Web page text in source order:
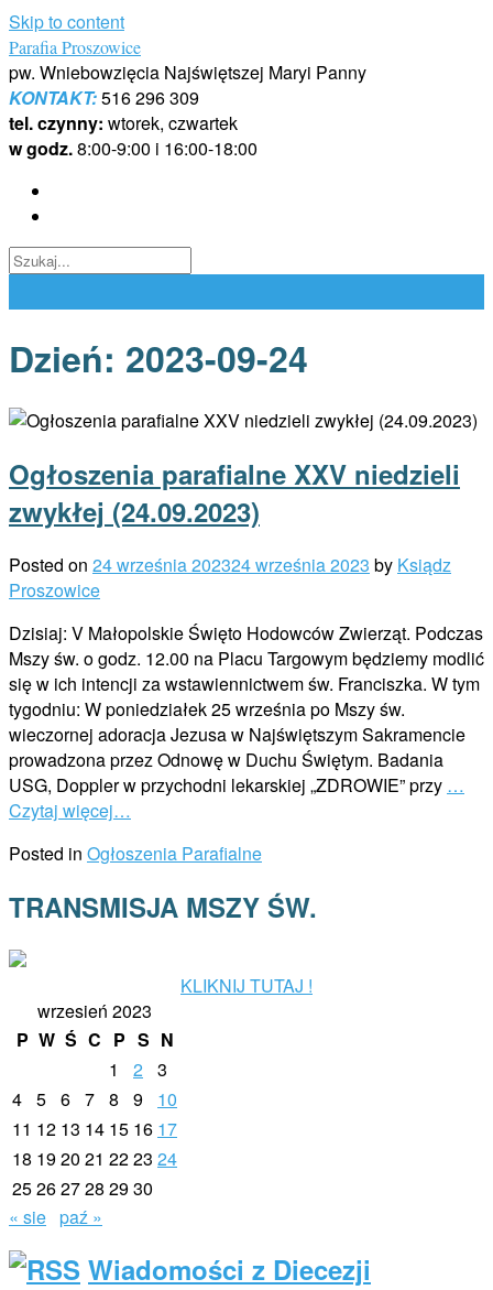
Skip to content
Parafia Proszowice
pw. Wniebowzięcia Najświętszej Maryi Panny
KONTAKT:516 296 309
tel. czynny: wtorek, czwartek
w godz.8:00-9:00 i 16:00-18:00
Dzień: 2023-09-24
Ogłoszenia parafialne XXV niedzieli
zwykłej (24.09.2023)
Posted on 24 września 202324 września 2023 by Ksiądz
Proszowice
Dzisiaj: V Małopolskie Święto Hodowców Zwierząt. Podczas
Mszy św. o godz. 12.00 na Placu Targowym będziemy modlić
się w ich intencji za wstawiennictwem św. Franciszka. W tym
tygodniu: W poniedziałek 25 września po Mszy św.
wieczornej adoracja Jezusa w Najświętszym Sakramencie
prowadzona przez Odnowę w Duchu Świętym. Badania
USG, Doppler w przychodni lekarskiej „ZDROWIE” przy …
Czytaj więcej…
Posted in Ogłoszenia Parafialne
TRANSMISJA MSZY ŚW.
KLIKNIJ TUTAJ !
wrzesień 2023
P W Ś C P S N
1
2 3
4 5 6 7 8 9
10
11 12 13 14 15 16 17
18 1920 21 2223 24
25262728 2930
« sie paź »
Wiadomości z Diecezji